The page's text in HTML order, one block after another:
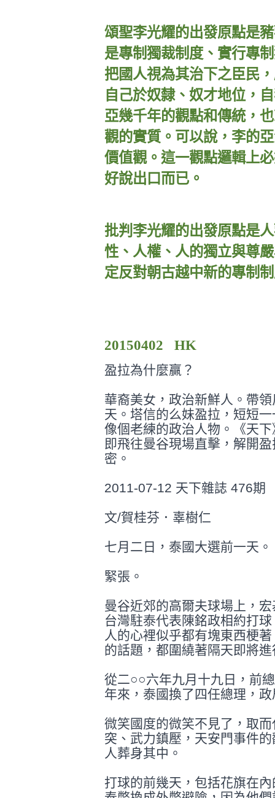
頌聖李光耀的出發原點是
是專制獨裁制度、實行專
把國人視為其治下之臣民
自己於奴隸、奴才地位，
亞幾千年的觀點和傳統，
觀的實質。可以說，李的
價值觀。這一觀點邏輯上
好說出口而已。
批判李光耀的出發原點是
性、人權、人的獨立與尊
定反對朝古越中新的專制
20150402 HK
盈拉為什麼贏？
華裔美女，政治新鮮人。帶
天。塔信的么妹盈拉，短短
像個老練的政治人物。《天
即飛往曼谷現場直擊，解開
密。
2011-07-12 天下雜誌 476期
文/賀桂芬．辜樹仁
七月二日，泰國大選前一天。
緊張。
曼谷近郊的高爾夫球場上，
台灣駐泰代表陳銘政相約打
人的心裡似乎都有塊東西梗
的話題，都圍繞著隔天即將進
從二○○六年九月十九日，前
年來， 泰國換了四任總理，
微笑國度的微笑不見了，取
突、武力鎮壓，天安門事件
人葬身其中。
打球的前幾天，包括花旗在